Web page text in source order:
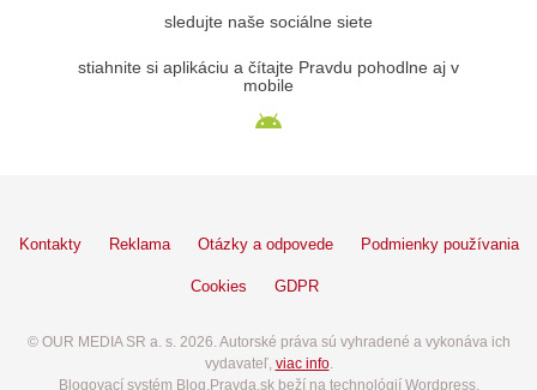
sledujte naše sociálne siete
stiahnite si aplikáciu a čítajte Pravdu pohodlne aj v
mobile
Kontakty Reklama Otázky a odpovede Podmienky používania
Cookies GDPR
© OUR MEDIA SR a. s. 2026. Autorské práva sú vyhradené a vykonáva ich
vydavateľ, viac info.
Blogovací systém Blog.Pravda.sk beží na technológií Wordpress.